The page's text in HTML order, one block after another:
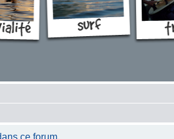
ce forum.